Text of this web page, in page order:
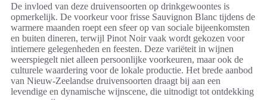
De invloed van deze druivensoorten op drinkgewoontes is
opmerkelijk. De voorkeur voor frisse Sauvignon Blanc tijdens de
warmere maanden roept een sfeer op van sociale bijeenkomsten
en buiten dineren, terwijl Pinot Noir vaak wordt gekozen voor
intiemere gelegenheden en feesten. Deze variëteit in wijnen
weerspiegelt niet alleen persoonlijke voorkeuren, maar ook de
culturele waardering voor de lokale productie. Het brede aanbod
van Nieuw-Zeelandse druivensoorten draagt bij aan een
levendige en dynamische wijnscene, die uitnodigt tot ontdekking